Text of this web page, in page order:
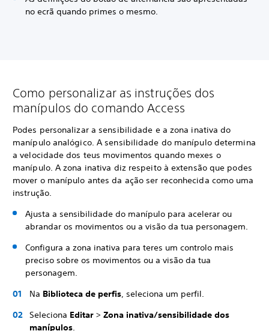
no ecrã quando primes o mesmo.
Como personalizar as instruções dos
manípulos do comando Access
Podes personalizar a sensibilidade e a zona inativa do
manípulo analógico. A sensibilidade do manípulo determina
a velocidade dos teus movimentos quando mexes o
manípulo. A zona inativa diz respeito à extensão que podes
mover o manípulo antes da ação ser reconhecida como uma
instrução.
Ajusta a sensibilidade do manípulo para acelerar ou
abrandar os movimentos ou a visão da tua personagem.
Configura a zona inativa para teres um controlo mais
preciso sobre os movimentos ou a visão da tua
personagem.
Na Biblioteca de perfis , seleciona um perfil.
Seleciona Editar > Zona inativa/sensibilidade dos
manípulos